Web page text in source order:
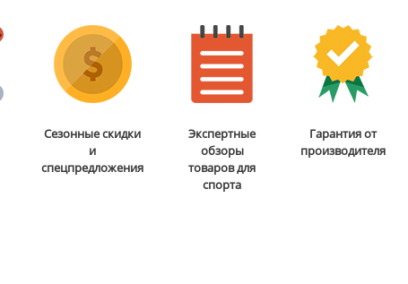
Бита для аэрохоккея 75
B-056-003
Валик для массажного
стола DFC
TS-P1
6 690
Сезонные скидки
и
спецпредложения
Экспертные
обзоры
товаров для
спорта
Гарантия от
производителя